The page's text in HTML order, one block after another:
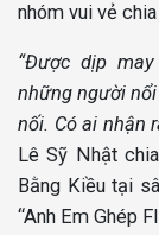
nhóm vui vẻ
“Được dịp
những người
nối. Có ai nhận
Lê Sỹ Nhật
Bằng Kiều tại
“Anh Em Ghép